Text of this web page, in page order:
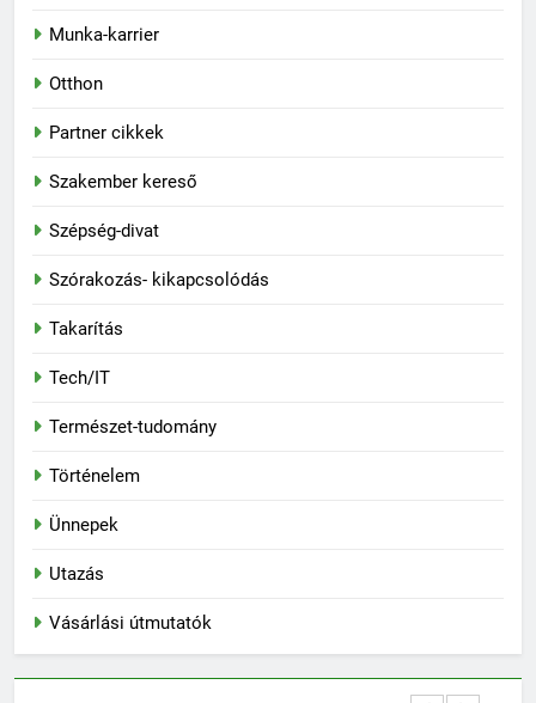
Munka-karrier
Otthon
Partner cikkek
Szakember kereső
Szépség-divat
Szórakozás- kikapcsolódás
Takarítás
Tech/IT
Természet-tudomány
Történelem
Ünnepek
Utazás
Vásárlási útmutatók